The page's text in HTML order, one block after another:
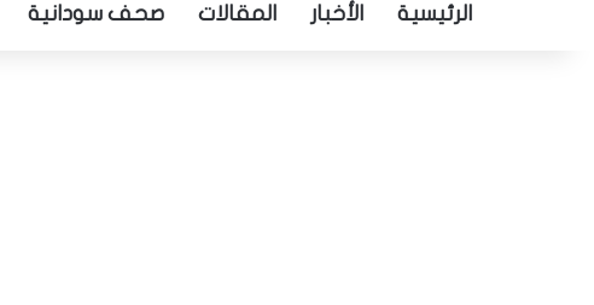
الرئيسية الأخبار المقالات صحف سودانية